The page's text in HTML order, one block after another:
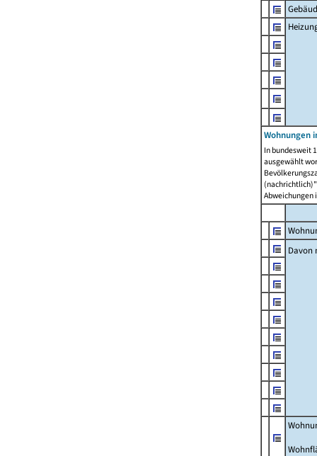
Wohnungen
In bundesweit
ausgewählt
Abweichungen
Davon